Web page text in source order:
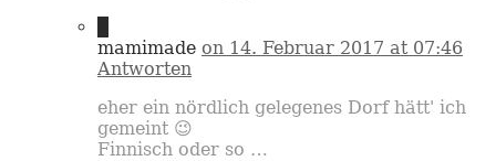
mamimade on 14. Februar 2017 at 07:46
Antworten
eher ein nördlich gelegenes Dorf hätt' ich
gemeint 😉
Finnisch oder so …